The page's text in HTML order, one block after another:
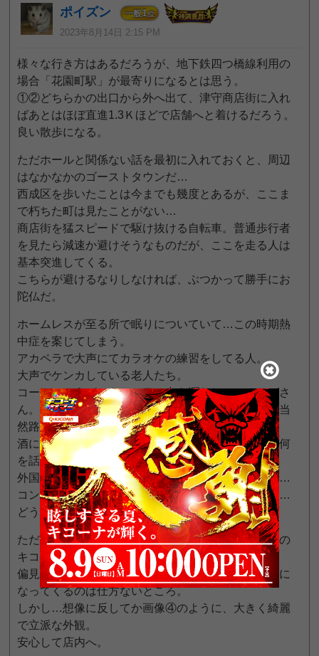
ポイズン 一般1位
2023年8月14日 2:15 PM
様々な行き方はあるだろうが、地下鉄四つ橋線利用の
場合「花園町駅」が最寄りになるとは思う。
①②どちらかの出口から外へ出て、津守商店街に入れ
ばあとはほぼ直進1.3Ｋほどで店舗へと着けるだろう。
良い散歩になる。
ただホールと関係ない話を最初に入れておくと、周辺
はなかなかのゴーストタウンだ…
西成区を歩いたことは今までも幾度とあるが、ここま
で朽ちた町は見たことがない…
商店街を猛スピードで駆け抜ける自転車。普通歩行者
を見たら減速か避けそうなものだが、ここを走る人は
基本突進してくる。
こちらが避けるなりしなければ、ぶつかって勝手にお
陀仏だ。
ホームレスが至る所で眠りについていて…この時期熱
中症を案じてしまう。
アカペラで大声にてカラオケの練習をしてる人。
大声でケンカしている老人たち。
コーヒーでうがいをして口の中を潤わしているおばさ
ん。その行為を５度も繰りかえし、そのコーヒーは当
然路上に吐き散らかす…
酒に酔ってるのかしらふなのか不明も、呂律回らず何
を話してるのか分からない２人組…
外国人が群れをなし奇声を上げてこっちを見て来る…
コンビニに寄れば店員の態度はめちゃくちゃ悪いし…
どうなってるのかこの町は。
ただそんな商店街を抜けたその最終地点に、こちらの
キコーナは存在した。
偏見で物事を測ることはしないが、いろいろと不安に
なってくるのは仕方ないところ。
しかし…想像に反してか画像④のように、大きく綺麗
で立派な外観。
安心して店内へ。